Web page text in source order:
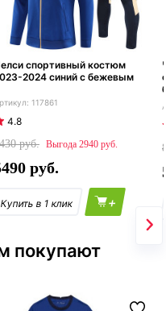
спортивный костюм
2024 синий с бежевым
117861
4.8
2940
+
покупают